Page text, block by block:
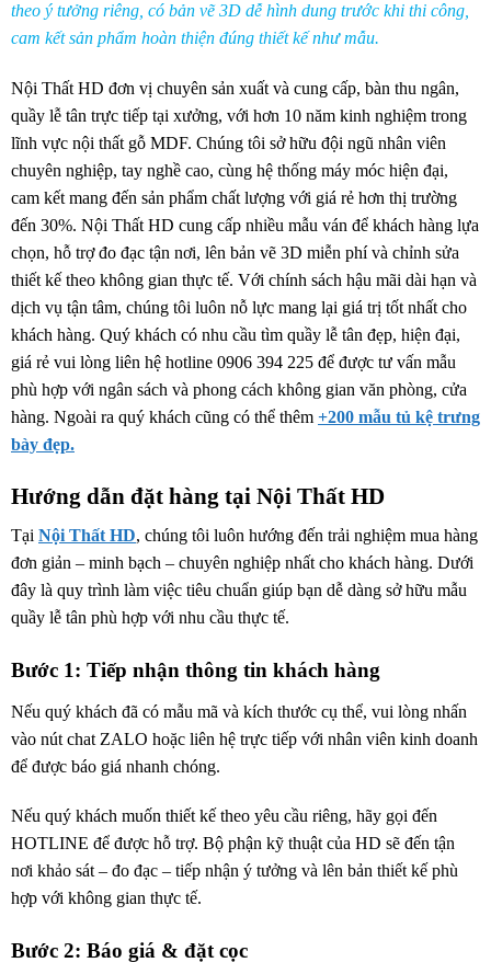
theo ý tưởng riêng, có bản vẽ 3D dễ hình dung trước khi thi công,
cam kết sản phẩm hoàn thiện đúng thiết kế như mẫu.
Nội Thất HD đơn vị chuyên sản xuất và cung cấp, bàn thu ngân,
quầy lễ tân trực tiếp tại xưởng, với hơn 10 năm kinh nghiệm trong
lĩnh vực nội thất gỗ MDF. Chúng tôi sở hữu đội ngũ nhân viên
chuyên nghiệp, tay nghề cao, cùng hệ thống máy móc hiện đại,
cam kết mang đến sản phẩm chất lượng với giá rẻ hơn thị trường
đến 30%. Nội Thất HD cung cấp nhiều mẫu ván để khách hàng lựa
chọn, hỗ trợ đo đạc tận nơi, lên bản vẽ 3D miễn phí và chỉnh sửa
thiết kế theo không gian thực tế. Với chính sách hậu mãi dài hạn và
dịch vụ tận tâm, chúng tôi luôn nỗ lực mang lại giá trị tốt nhất cho
khách hàng. Quý khách có nhu cầu tìm quầy lễ tân đẹp, hiện đại,
giá rẻ vui lòng liên hệ hotline 0906 394 225 để được tư vấn mẫu
phù hợp với ngân sách và phong cách không gian văn phòng, cửa
hàng. Ngoài ra quý khách cũng có thể thêm +200 mẫu tủ kệ trưng
bày đẹp.
Hướng dẫn đặt hàng tại Nội Thất HD
Tại Nội Thất HD, chúng tôi luôn hướng đến trải nghiệm mua hàng
đơn giản – minh bạch – chuyên nghiệp nhất cho khách hàng. Dưới
đây là quy trình làm việc tiêu chuẩn giúp bạn dễ dàng sở hữu mẫu
quầy lễ tân phù hợp với nhu cầu thực tế.
Bước 1: Tiếp nhận thông tin khách hàng
Nếu quý khách đã có mẫu mã và kích thước cụ thể, vui lòng nhấn
vào nút chat ZALO hoặc liên hệ trực tiếp với nhân viên kinh doanh
để được báo giá nhanh chóng.
Nếu quý khách muốn thiết kế theo yêu cầu riêng, hãy gọi đến
HOTLINE để được hỗ trợ. Bộ phận kỹ thuật của HD sẽ đến tận
nơi khảo sát – đo đạc – tiếp nhận ý tưởng và lên bản thiết kế phù
hợp với không gian thực tế.
Bước 2: Báo giá & đặt cọc